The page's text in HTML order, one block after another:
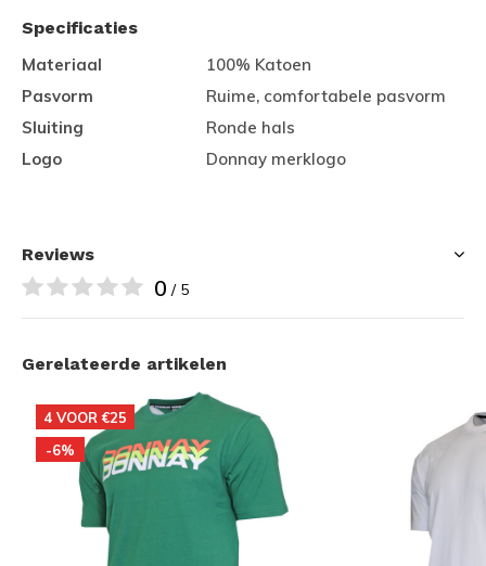
Specificaties
Materiaal
100% Katoen
Pasvorm
Ruime, comfortabele pasvorm
Sluiting
Ronde hals
Logo
Donnay merklogo
Reviews
0 / 5
Gerelateerde artikelen
4 VOOR €25
-6%